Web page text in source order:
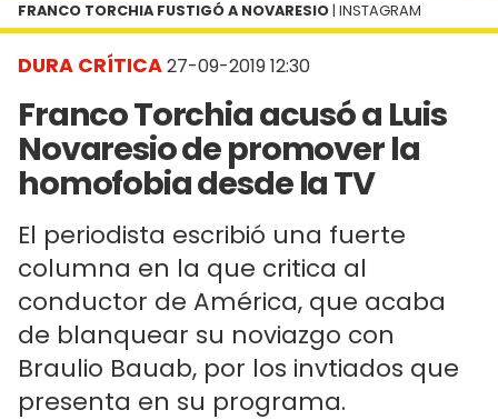
DURA CRÍTICA27-09-2019 12:30
Franco Torchia acusó a Luis
Novaresio de promover la
homofobia desde la TV
El periodista escribió una fuerte
columna en la que critica al
conductor de América, que acaba
de blanquear su noviazgo con
Braulio Bauab, por los invtiados que
presenta en su programa.
FRANCO TORCHIA FUSTIGÓ A NOVARESIO | INSTAGRAM